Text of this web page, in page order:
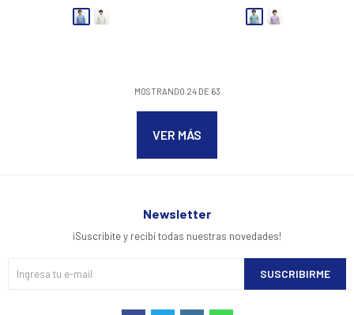
MOSTRANDO 24DE 63
VER MÁS
Newsletter
¡Suscribite y recibí todas nuestras novedades!
SUSCRIBIRME